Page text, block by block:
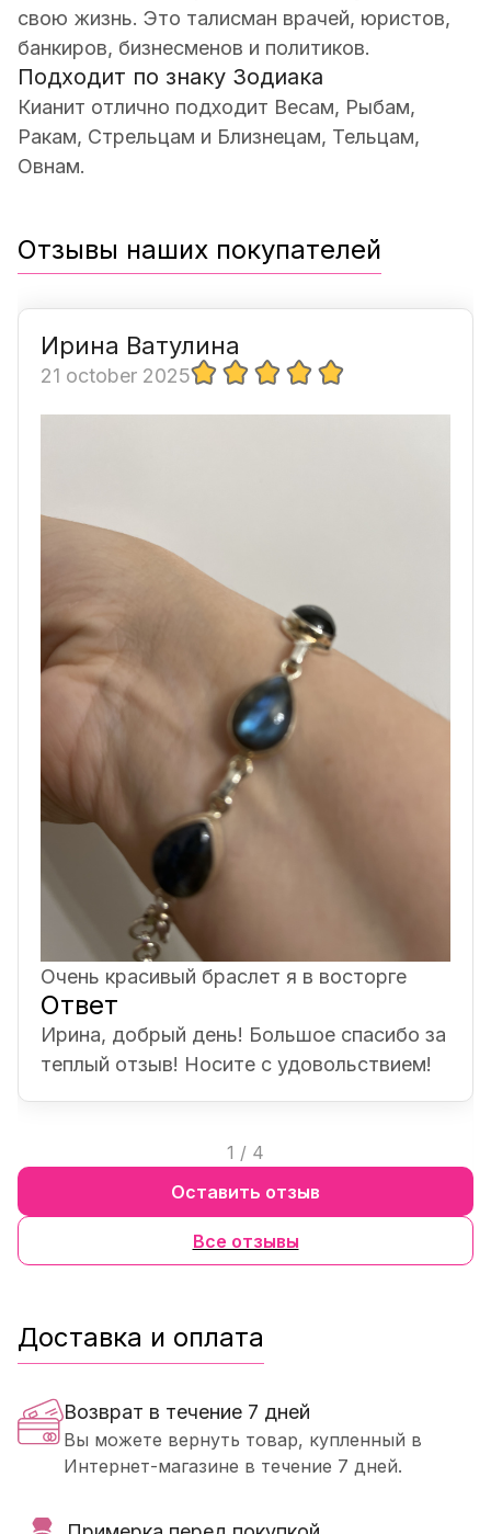
свою жизнь. Это талисман врачей, юристов,
банкиров, бизнесменов и политиков.
Подходит по знаку Зодиака
Кианит отлично подходит Весам, Рыбам,
Ракам, Стрельцам и Близнецам, Тельцам,
Овнам.
Отзывы наших покупателей
Ирина Ватулина
21 october 2025
Очень красивый браслет я в восторге
Ответ
Ирина, добрый день! Большое спасибо за
теплый отзыв! Носите с удовольствием!
1 / 4
Все отзывы
Оставить отзыв
Доставка и оплата
Возврат в течение 7 дней
Вы можете вернуть товар, купленный в
Интернет-магазине в течение 7 дней.